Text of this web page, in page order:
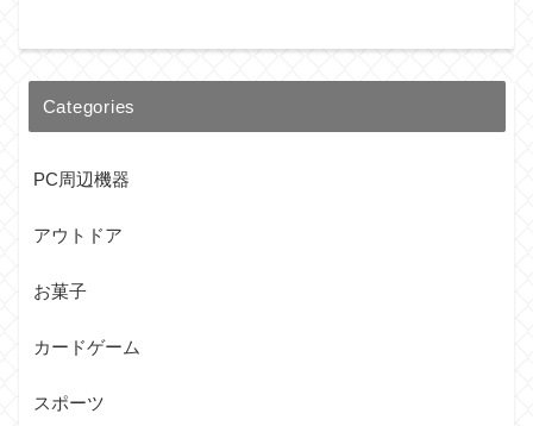
Categories
PC周辺機器
アウトドア
お菓子
カードゲーム
スポーツ